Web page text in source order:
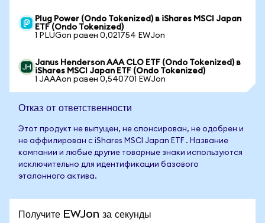
Plug Power (Ondo Tokenized) в iShares MSCI Japan
ETF (Ondo Tokenized)
1 PLUGon равен 0,021754 EWJon
Janus Henderson AAA CLO ETF (Ondo Tokenized) в
iShares MSCI Japan ETF (Ondo Tokenized)
1 JAAAon равен 0,540701 EWJon
Отказ от ответственности
Этот продукт не выпущен, не спонсирован, не одобрен и
не аффилирован с iShares MSCI Japan ETF . Название
компании и любые другие товарные знаки используются
исключительно для идентификации базового
эталонного актива.
Получите EWJon за секунды